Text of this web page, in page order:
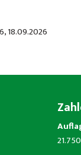
18.09.2026